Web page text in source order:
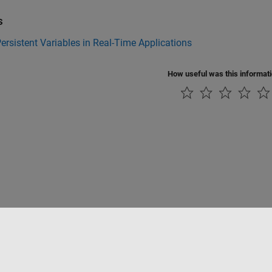
Variables in Real-Time Applications
How useful was this